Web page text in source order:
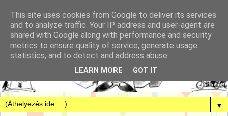
▼
This site uses cookies from Google to deliver its services
and to analyze traffic. Your IP address and user-agent are
shared with Google along with performance and security
metrics to ensure quality of service, generate usage
statistics, and to detect and address abuse.
LEARN MORE GOT IT